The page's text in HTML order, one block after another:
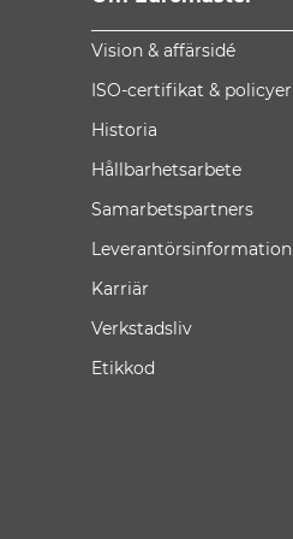
Vision & affärsidé
ISO-certifikat & policyer
Historia
Hållbarhetsarbete
Samarbetspartners
Leverantörsinformation
Karriär
Verkstadsliv
Etikkod